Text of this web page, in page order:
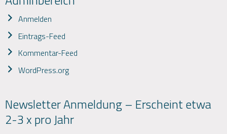
Anmelden
Eintrags-Feed
Kommentar-Feed
WordPress.org
Newsletter Anmeldung – Erscheint etwa
2-3 x pro Jahr